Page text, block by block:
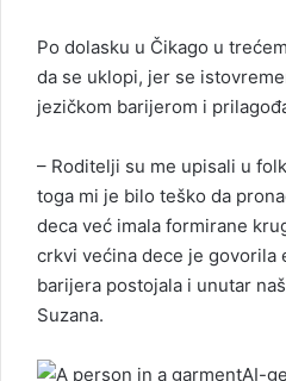
Po dolasku u Čikago u
da se uklopi, jer se
jezičkom barijerom i
– Roditelji su me upisali u
toga mi je bilo teško da
deca već imala formirane
crkvi većina dece je govorila
barijera postojala i unutar
Suzana.